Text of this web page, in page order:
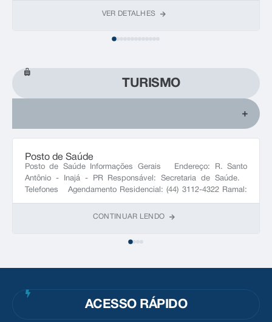
VER DETALHES
TURISMO
Posto de Saúde
Posto de Saúde Informações Gerais Endereço: R. Santo
Antônio - Inajá - PR Responsável: Secretaria de Saúde.
Telefones Agendamento Residencial: (44) 3112-4322 Ramal:
NULL
CONTINUAR LENDO
ACESSO RÁPIDO